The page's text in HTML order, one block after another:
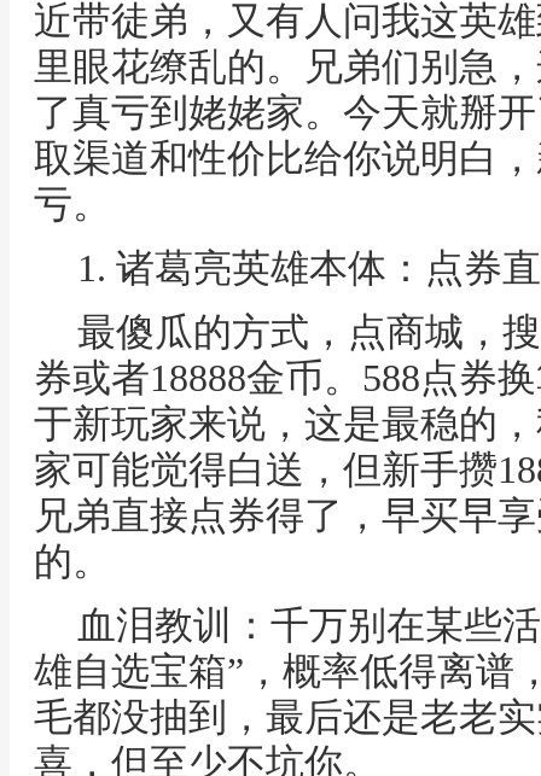
近带徒弟，又有人问我这英
里眼花缭乱的。兄弟们别急
了真亏到姥姥家。今天就掰
取渠道和性价比给你说明白
亏。
1. 诸葛亮英雄本体：点券
最傻瓜的方式，点商城，
券或者18888金币。588点券
于新玩家来说，这是最稳的
家可能觉得白送，但新手攒
兄弟直接点券得了，早买早
的。
血泪教训：千万别在某些
雄自选宝箱”，概率低得离谱
毛都没抽到，最后还是老老
喜，但至少不坑你。